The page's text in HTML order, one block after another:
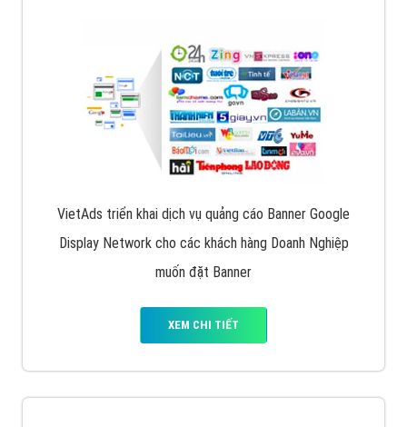
VietAds triển khai dịch vụ quảng cáo Banner Google
Display Network cho các khách hàng Doanh Nghiệp
muốn đặt Banner
XEM CHI TIẾT